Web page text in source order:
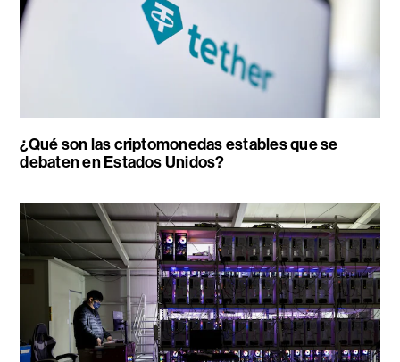
¿Qué son las criptomonedas estables que se
debaten en Estados Unidos?